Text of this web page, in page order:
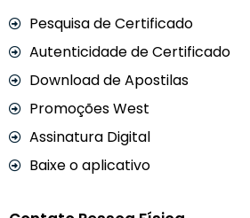
Pesquisa de Certificado
Autenticidade de Certificado
Download de Apostilas
Promoções West
Assinatura Digital
Baixe o aplicativo